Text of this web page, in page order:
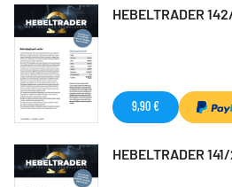
HEBELTRADER
9,90 €
HEBELTRADER